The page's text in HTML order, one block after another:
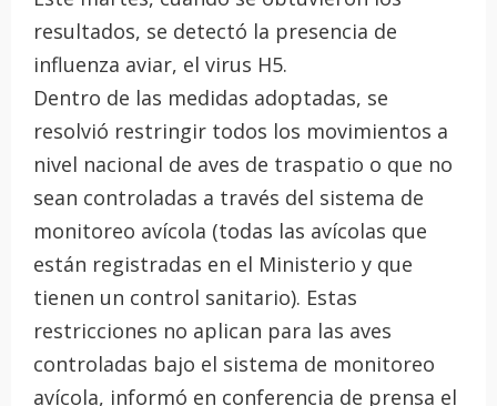
resultados, se detectó la presencia de
influenza aviar, el virus H5.
Dentro de las medidas adoptadas, se
resolvió restringir todos los movimientos a
nivel nacional de aves de traspatio o que no
sean controladas a través del sistema de
monitoreo avícola (todas las avícolas que
están registradas en el Ministerio y que
tienen un control sanitario). Estas
restricciones no aplican para las aves
controladas bajo el sistema de monitoreo
avícola, informó en conferencia de prensa el